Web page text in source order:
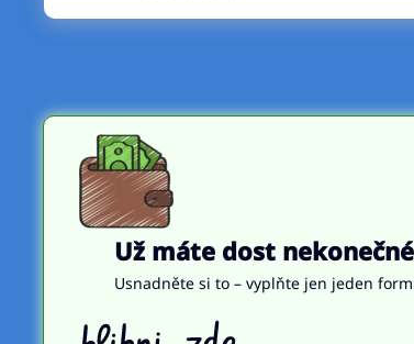
Už máte dost
Usnadněte si to – vyplňte jen jeden